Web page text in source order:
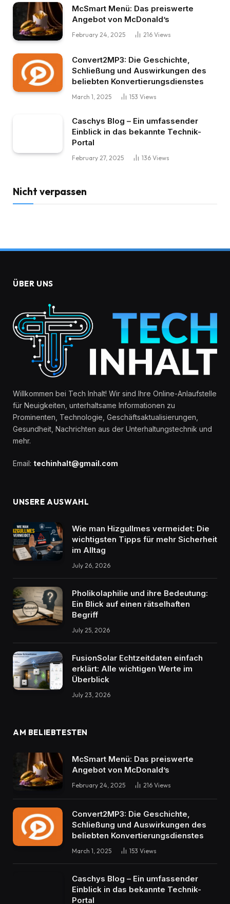
McSmart Menü: Das preiswerte
Angebot von McDonald’s
February 24, 2025 216 Views
Convert2MP3: Die Geschichte,
Schließung und Auswirkungen des
beliebten Konvertierungsdienstes
March 1, 2025 153 Views
Caschys Blog – Ein umfassender
Einblick in das bekannte Technik-
Portal
February 27, 2025 136 Views
Nicht verpassen
ÜBER UNS
Willkommen bei Tech Inhalt! Wir sind Ihre Online-Anlaufstelle
für Neuigkeiten, unterhaltsame Informationen zu
Prominenten, Technologie, Geschäftsaktualisierungen,
Gesundheit, Nachrichten aus der Unterhaltungstechnik und
mehr.
Email: techinhalt@gmail.com
UNSERE AUSWAHL
Wie man Hizgullmes vermeidet: Die
wichtigsten Tipps für mehr Sicherheit
im Alltag
July 26, 2026
Pholikolaphilie und ihre Bedeutung:
Ein Blick auf einen rätselhaften
Begriff
July 25, 2026
FusionSolar Echtzeitdaten einfach
erklärt: Alle wichtigen Werte im
Überblick
July 23, 2026
AM BELIEBTESTEN
McSmart Menü: Das preiswerte
Angebot von McDonald’s
February 24, 2025 216 Views
Convert2MP3: Die Geschichte,
Schließung und Auswirkungen des
beliebten Konvertierungsdienstes
March 1, 2025 153 Views
Caschys Blog – Ein umfassender
Einblick in das bekannte Technik-
Portal